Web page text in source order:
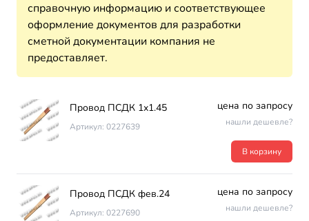
справочную информацию и соответствующее
оформление документов для разработки
сметной документации компания не
предоставляет.
Провод ПСДК 1х1.45
Артикул: 0227639
цена по запросу
нашли дешевле?
В корзину
Провод ПСДК фев.24
Артикул: 0227690
цена по запросу
нашли дешевле?